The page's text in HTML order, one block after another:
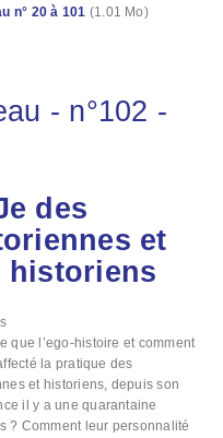
n° 20 à 101 (1.01 Mo)
- n°102 -
des
et
historiens
que l’ego-histoire et comment
la pratique des
et historiens, depuis son
il y a une quarantaine
? Comment leur personnalité